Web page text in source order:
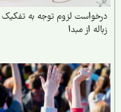
لزوم توجه به تفکیک
از مبدا